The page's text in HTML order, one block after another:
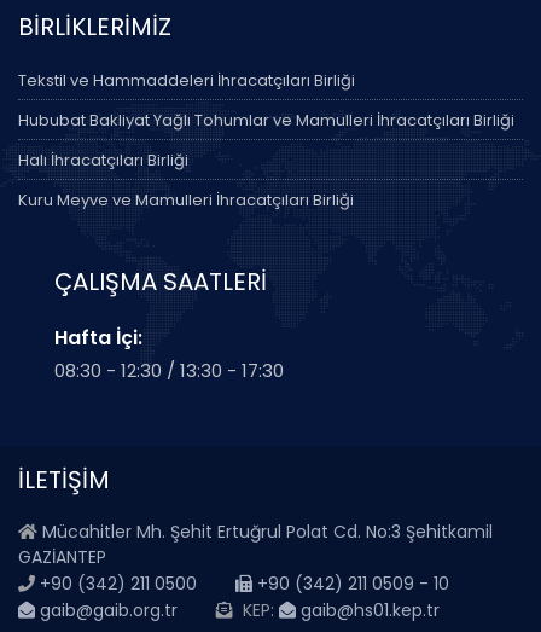
BİRLİKLERİMİZ
Tekstil ve Hammaddeleri İhracatçıları Birliği
Hububat Bakliyat Yağlı Tohumlar ve Mamulleri İhracatçıları Birliği
Halı İhracatçıları Birliği
Kuru Meyve ve Mamulleri İhracatçıları Birliği
ÇALIŞMA SAATLERİ
Hafta İçi:
08:30 - 12:30 / 13:30 - 17:30
İLETİŞİM
Mücahitler Mh. Şehit Ertuğrul Polat Cd. No:3 Şehitkamil
GAZİANTEP
+90 (342) 211 0500
+90 (342) 211 0509 - 10
gaib@gaib.org.tr
KEP: gaib@hs01.kep.tr